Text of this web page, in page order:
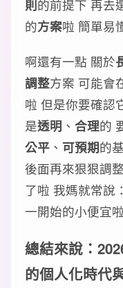
則 的前提下 再去
的方案啦 簡單易
啊還有一點 關於
調整方案 可能會
啦 但是你要確認
是透明 、 合理的
公平 、 可預期的
後面再來狠狠調
了啦 我媽就常說
一開始的小便宜啦
總結來說：
的個人化時代